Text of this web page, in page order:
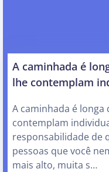
A caminhada é
lhe contemplam
A caminhada é
contemplam
responsabilidade de
pessoas que você
mais alto, muita s…